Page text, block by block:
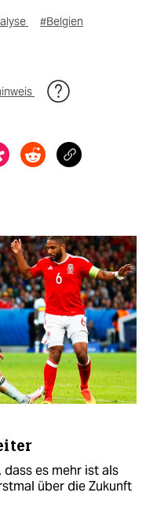
#Belgien
dass es mehr ist als
über die Zukunft